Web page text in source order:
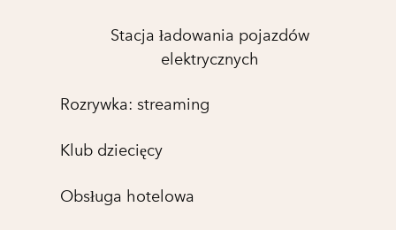
Stacja ładowania pojazdów
elektrycznych
Rozrywka: streaming
Klub dziecięcy
Obsługa hotelowa